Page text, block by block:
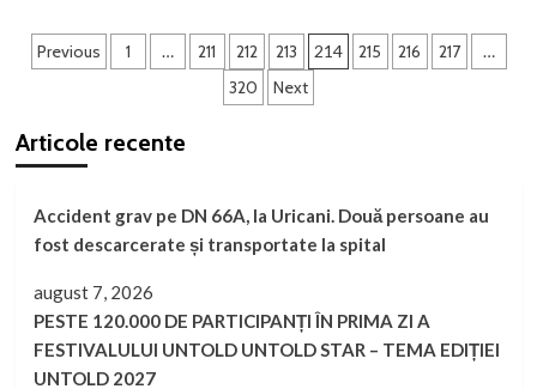
piste
pentru
România,
Petroșani
Paginație
Previous 1 … 211 212 213 214 215 216 217 …
320 Next
Articole recente
Accident grav pe DN 66A, la Uricani. Două persoane au
fost descarcerate și transportate la spital
august 7, 2026
PESTE 120.000 DE PARTICIPANȚI ÎN PRIMA ZI A
FESTIVALULUI UNTOLD UNTOLD STAR – TEMA EDIȚIEI
UNTOLD 2027